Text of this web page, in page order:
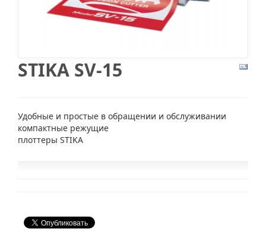
STIKA SV-15
Удобные и простые в обращении и обслуживании
компактные режущие
плоттеры STIKA